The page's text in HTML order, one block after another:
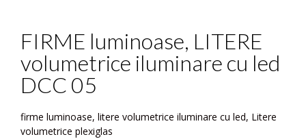
FIRME luminoase, LITERE
volumetrice iluminare cu led
DCC 05
firme luminoase, litere volumetrice iluminare cu led, Litere
volumetrice plexiglas